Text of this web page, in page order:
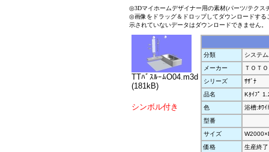
◎3Dマイホームデザイナー用の素材(パーツ/テクス
◎画像をドラッグ＆ドロップしてダウンロードす
示されていないデータはダウンロードできません。
TTﾊﾞｽﾙｰﾑO04.m3d
(181kB)
シンボル付き
分類
システ
メーカー
ＴＯＴＯ
シリーズ
ｻｻﾞﾅ
品名
Kﾀｲﾌﾟ
色
浴槽:ﾎﾜｲ
型番
サイズ
価格
生産終了